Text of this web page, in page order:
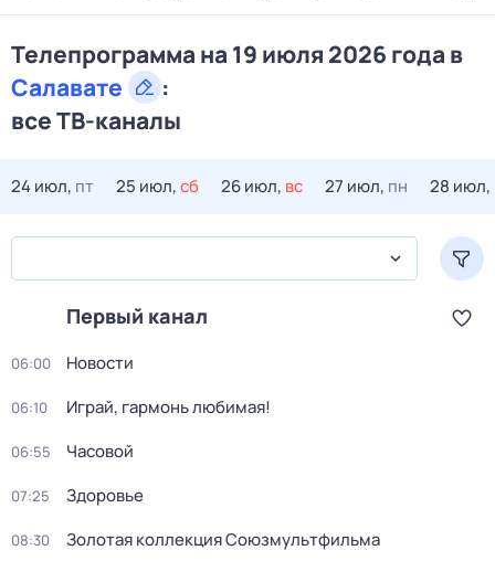
Телепрограмма на 19 июля 2026 года в
Салавате
:
все ТВ-каналы
24 июл, пт 25 июл,сб 26 июл, вс 27 июл, пн 28 июл,
Первый канал
06:00 Новости
06:10 Играй, гармонь любимая!
06:55 Часовой
07:25 Здоровье
08:30 Золотая коллекция Союзмультфильма